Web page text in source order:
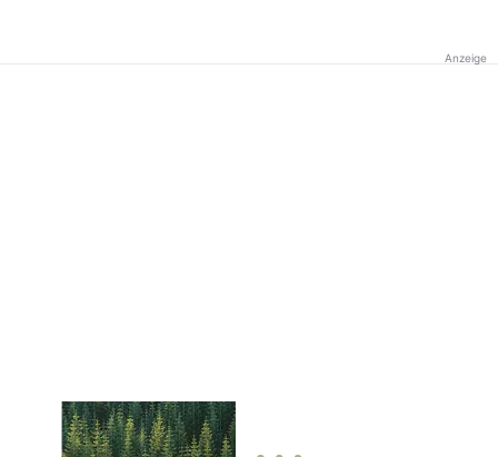
Anzeige